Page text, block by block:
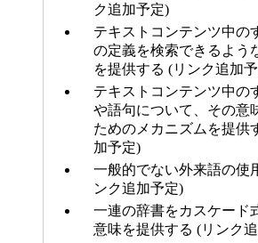
ク追加予定)
テキストコンテンツ中の
の定義を検索できるよう
を提供する (リンク追加
テキストコンテンツ中の
や語句について、その意
ためのメカニズムを提供
加予定)
一般的でない外来語の使
ンク追加予定)
一連の辞書をカスケード
意味を提供する (リンク